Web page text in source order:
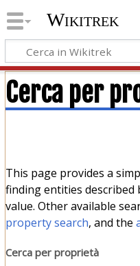
Wikitrek
Cerca per
This page provides a
finding entities described
value. Other available
property search, and the
Cerca per proprietà